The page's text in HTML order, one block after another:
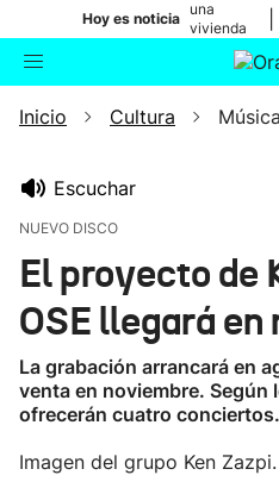
Hoy es noticia
una
vivienda
de Bilbao
Buscador
Inicio Cultura Música
Escuchar
NUEVO DISCO
El proyecto de
OSE llegará
La grabación arrancará en
venta en noviembre. Según
ofrecerán cuatro conciertos.
Imagen del grupo Ken